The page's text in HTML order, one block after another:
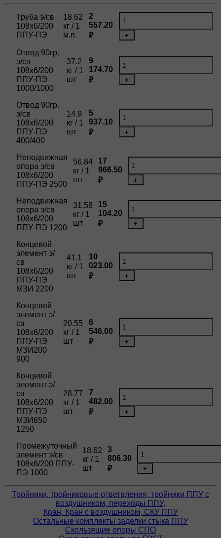
Труба э/св
108х6/200
ППУ-ПЭ
18.62
кг / 1
м.п.
2
557.20
₽
+
Отвод 90гр.
э/св
108х6/200
ППУ-ПЭ
1000/1000
37.2
кг / 1
шт
9
174.70
₽
+
Отвод 90гр.
э/св
108х6/200
ППУ-ПЭ
400/400
14.9
кг / 1
шт
5
937.10
₽
+
Неподвижная
опора э/св
108х6/200
ППУ-ПЭ 2500
56.84
кг / 1
шт
17
966.50
₽
+
Неподвижная
опора э/св
108х6/200
ППУ-ПЭ 1200
31.58
кг / 1
шт
15
104.20
₽
+
Концевой
элемент э/
св
108х6/200
ППУ-ПЭ
МЗИ 2200
41.1
кг / 1
шт
10
023.00
₽
+
Концевой
элемент э/
св
108х6/200
ППУ-ПЭ
МЗИ200
900
20.55
кг / 1
шт
6
546.00
₽
+
Концевой
элемент э/
св
108х6/200
ППУ-ПЭ
МЗИ650
1250
28.77
кг / 1
шт
7
482.00
₽
+
Промежуточный
элемент э/св
108х6/200 ППУ-
ПЭ 1000
18.62
кг / 1
шт
3
806.30
₽
+
Тройники, тройниковые ответвления, тройники ППУ с
воздушником, переходы ППУ,
Кран, Кран с воздушником, СКУ ППУ
Остальные комплекты заделки стыка ППУ
Скользящие опоры СПО